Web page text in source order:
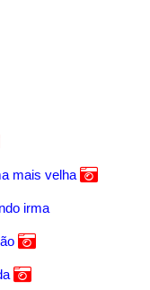
mais velha
irma